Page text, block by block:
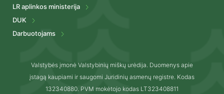
LR aplinkos ministerija
DUK
Darbuotojams
Valstybės įmonė Valstybinių miškų urėdija. Duomenys apie
įstagą kaupiami ir saugomi Juridinių asmenų registre. Kodas
132340880. PVM mokėtojo kodas LT323408811